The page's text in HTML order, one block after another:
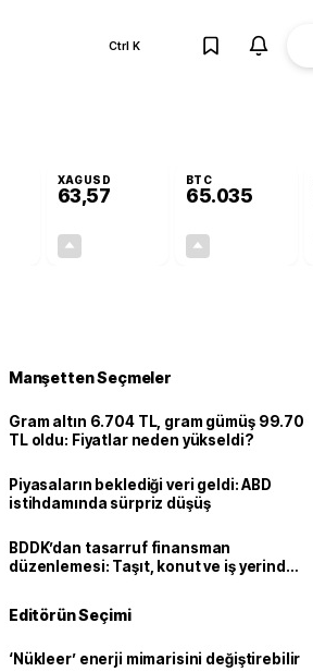
Ctrl K
XAGUSD
63,57
BTC
65.035
Manşetten Seçmeler
Gram altın 6.704 TL, gram gümüş 99.70
TL oldu: Fiyatlar neden yükseldi?
Piyasaların beklediği veri geldi: ABD
istihdamında sürpriz düşüş
BDDK’dan tasarruf finansman
düzenlemesi: Taşıt, konut ve iş yerinde
Editörün Seçimi
‘Nükleer’ enerji mimarisini değiştirebilir